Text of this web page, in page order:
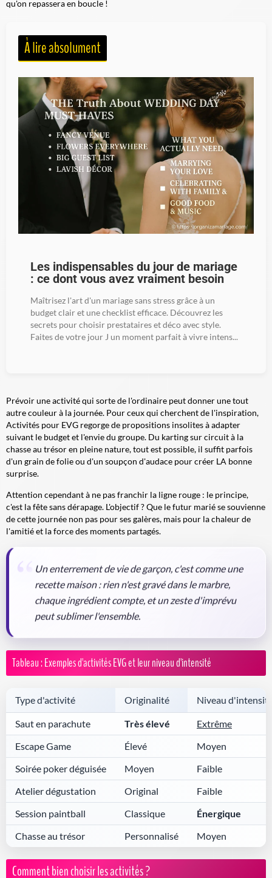
qu'on repassera en boucle !
À lire absolument
Les indispensables du jour de mariage
: ce dont vous avez vraiment besoin
Maîtrisez l'art d'un mariage sans stress grâce à un
budget clair et une checklist efficace. Découvrez les
secrets pour choisir prestataires et déco avec style.
Faites de votre jour J un moment parfait à vivre intens...
Prévoir une activité qui sorte de l'ordinaire peut donner une tout
autre couleur à la journée. Pour ceux qui cherchent de l'inspiration,
Activités pour EVG regorge de propositions insolites à adapter
suivant le budget et l'envie du groupe. Du karting sur circuit à la
chasse au trésor en pleine nature, tout est possible, il suffit parfois
d'un grain de folie ou d'un soupçon d'audace pour créer LA bonne
surprise.
Attention cependant à ne pas franchir la ligne rouge : le principe,
c'est la fête sans dérapage. L'objectif ? Que le futur marié se souvienne
de cette journée non pas pour ses galères, mais pour la chaleur de
l'amitié et la force des moments partagés.
Un enterrement de vie de garçon, c'est comme une
recette maison : rien n'est gravé dans le marbre,
chaque ingrédient compte, et un zeste d'imprévu
peut sublimer l'ensemble.
Tableau : Exemples d'activités EVG et leur niveau d'intensité
Type d'activité Originalité Niveau
Saut en parachute Très élevé
Extrême
Escape Game
Élevé
Moyen
Soirée poker déguisée
Moyen
Faible
Atelier dégustation
Original
Faible
Session paintball
Classique
Énergique
Chasse au trésor
Personnalisé Moyen
Comment bien choisir les activités ?